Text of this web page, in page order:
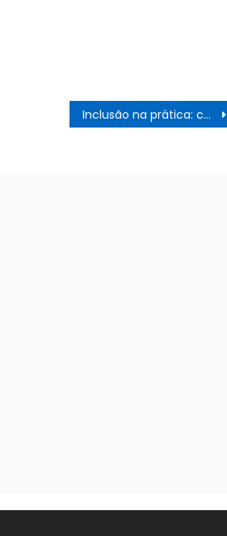
Inclusão na prática: campus Petrolina Zona Rural cria recurso para apoiar estudante com perda auditiva